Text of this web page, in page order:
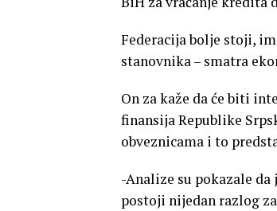
Federacija bolje stoji,
stanovnika – smatra
On za kaže da će biti
finansija Republike
obveznicama i to
-Analize su pokazale
postoji nijedan razlog